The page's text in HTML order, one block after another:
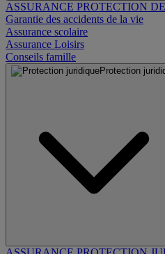
ASSURANCE PROTECTION
Garantie des accidents de la vie
Assurance scolaire
Assurance Loisirs
Conseils famille
Protection